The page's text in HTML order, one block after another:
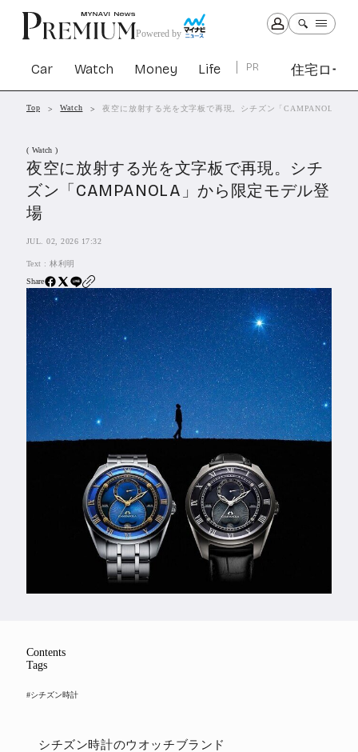
Powered by
Car Watch Money Life PR 住宅ロー
Car Watch Money Life
PR
住宅ローン
SBIネオトレード証券
All Articles
特集&連載記事
Feature
Series
Top Watch 夜空に放射する光を文字板で再現。シチズン「CAMPANOLA」
( Watch )
夜空に放射する光を文字板で再現。シチ
ズン「CAMPANOLA」から限定モデル登
場
JUL. 02, 2026 17:32
Text :林利明
Share
Contents
Tags
#シチズン時計
シチズン時計のウオッチブランド